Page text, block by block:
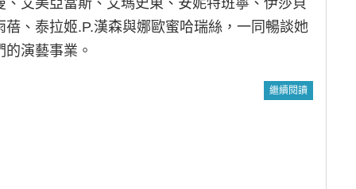
、艾美亞當斯、艾瑪史東、安妮特班寧、伊莎貝
蓓、泰拉姬.P.漢森與娜歐蜜哈瑞絲，一同暢談她
的演藝事業。
繼續閱讀